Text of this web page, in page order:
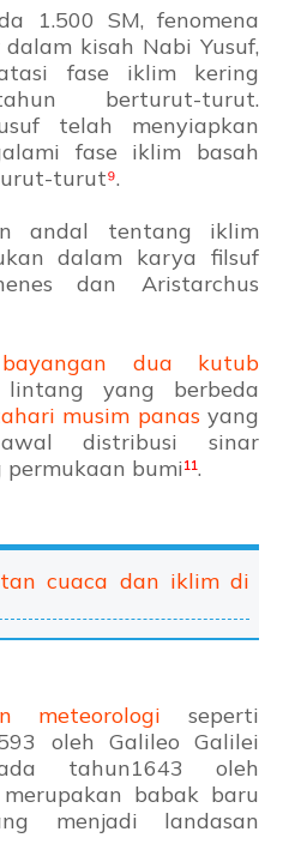
1.500 SM, fenomena
kisah Nabi Yusuf,
fase iklim kering
berturut-turut.
telah menyiapkan
fase iklim basah
turut⁹.
andal tentang iklim
dalam karya filsuf
dan Aristarchus
bayangan dua kutub
yang berbeda
musim panasyang
distribusi sinar
bumi¹¹.
cuaca dan iklim di
meteorologi seperti
oleh Galileo Galilei
tahun1643 oleh
babak baru
menjadi landasan